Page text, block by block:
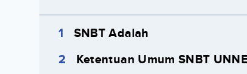
SNBT Adalah
Ketentuan Umum SNBT